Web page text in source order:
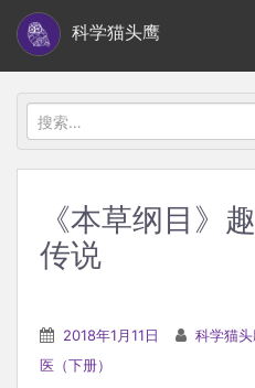
i
科学猫头鹰
搜
索：
《本草纲目》
传说
2018年1月11日 科学猫
医（下册）